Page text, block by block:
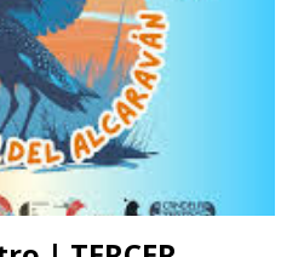
a escenarios de Portugal
tiene una presencia significativa
un lugar muy importante en la
irán a Valencia y
P...